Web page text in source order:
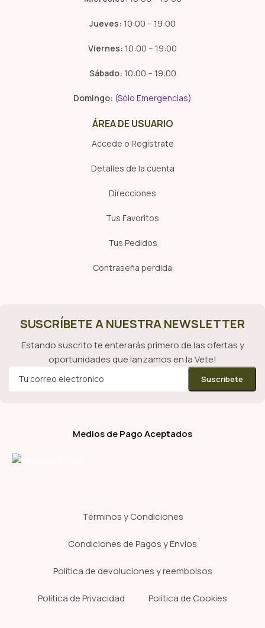
Jueves: 10:00 – 19:00
Viernes: 10:00 – 19:00
Sábado: 10:00 – 19:00
Domingo: (Sólo Emergencias)
ÁREA DE USUARIO
Accede o Regístrate
Detalles de la cuenta
Direcciones
Tus Favoritos
Tus Pedidos
Contraseña perdida
SUSCRÍBETE A NUESTRA NEWSLETTER
Estando suscrito te enterarás primero de las ofertas y
oportunidades que lanzamos en la Vete!
Medios de Pago Aceptados
Términos y Condiciones
Condiciones de Pagos y Envíos
Política de devoluciones y reembolsos
Política de Privacidad Política de Cookies